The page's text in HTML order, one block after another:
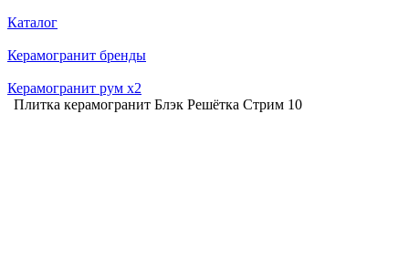
Каталог
Керамогранит бренды
Керамогранит рум x2
Плитка керамогранит Блэк Решётка Стрим 10